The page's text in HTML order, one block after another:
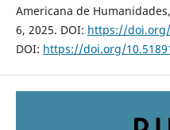
Americana de
6, 2025. DOI: https://doi.org/
DOI: https://doi.org/